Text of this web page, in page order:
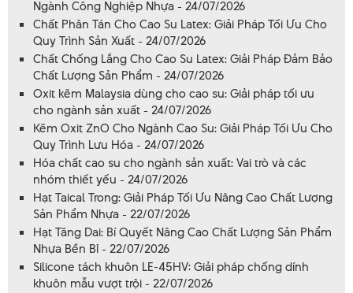
Ngành Công Nghiệp Nhựa - 24/07/2026
Chất Phân Tán Cho Cao Su Latex: Giải Pháp Tối Ưu Cho
Quy Trình Sản Xuất - 24/07/2026
Chất Chống Lắng Cho Cao Su Latex: Giải Pháp Đảm Bảo
Chất Lượng Sản Phẩm - 24/07/2026
Oxit kẽm Malaysia dùng cho cao su: Giải pháp tối ưu
cho ngành sản xuất - 24/07/2026
Kẽm Oxit ZnO Cho Ngành Cao Su: Giải Pháp Tối Ưu Cho
Quy Trình Lưu Hóa - 24/07/2026
Hóa chất cao su cho ngành sản xuất: Vai trò và các
nhóm thiết yếu - 24/07/2026
Hạt Taical Trong: Giải Pháp Tối Ưu Nâng Cao Chất Lượng
Sản Phẩm Nhựa - 22/07/2026
Hạt Tăng Dai: Bí Quyết Nâng Cao Chất Lượng Sản Phẩm
Nhựa Bền Bỉ - 22/07/2026
Silicone tách khuôn LE-45HV: Giải pháp chống dính
khuôn mẫu vượt trội - 22/07/2026